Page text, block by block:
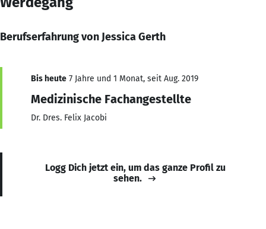
Berufserfahrung von Jessica Gerth
Bis heute 7 Jahre und 1 Monat, seit Aug. 2019
Medizinische Fachangestellte
Dr. Dres. Felix Jacobi
Logg Dich jetzt ein, um das ganze Profil zu
sehen.